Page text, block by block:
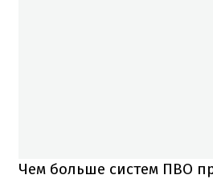
Чем больше систем ПВО